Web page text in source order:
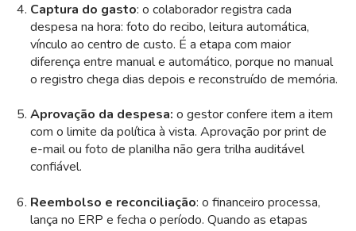
Captura do gasto: o colaborador registra cada
despesa na hora: foto do recibo, leitura automática,
vínculo ao centro de custo. É a etapa com maior
diferença entre manual e automático, porque no manual
o registro chega dias depois e reconstruído de memória.
Aprovação da despesa: o gestor confere item a item
com o limite da política à vista. Aprovação por print de
e-mail ou foto de planilha não gera trilha auditável
confiável.
Reembolso e reconciliação: o financeiro processa,
lança no ERP e fecha o período. Quando as etapas